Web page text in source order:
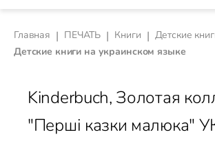
Главная | ПЕЧАТЬ | Книги | Детские
Детские книги на украинском языке
Kinderbuch, Золотая
"Перші казки малюка"